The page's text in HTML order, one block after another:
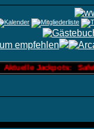
Aktuelle Jackpots: